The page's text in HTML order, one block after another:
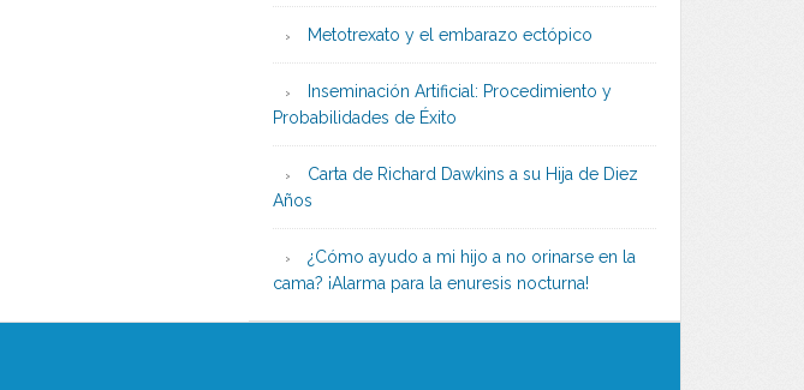
Metotrexato y el embarazo ectópico
Inseminación Artificial: Procedimiento y
Probabilidades de Éxito
Carta de Richard Dawkins a su Hija de Diez
Años
¿Cómo ayudo a mi hijo a no orinarse en la
cama? ¡Alarma para la enuresis nocturna!